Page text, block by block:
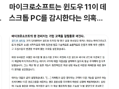
마이크로소프트는 윈도우 11이 데
스크톱 PC를 감시한다는 의혹을
하는 일을 공개했습니다. (Wind
ows 11 상태 및 최적화된 환경 서
비스를 비활성화하는 방법)